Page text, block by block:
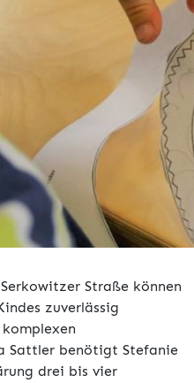
Straße können
zuverlässig
Sattler benötigt Stefanie
drei bis vier